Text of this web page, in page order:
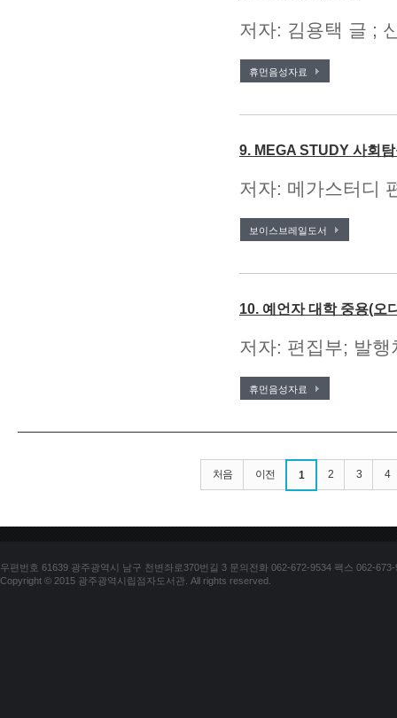
저자: 김용택 글 ;
휴먼음성자료
9. MEGA STUDY 사회
저자: 메가스터디
보이스브레일도서
10. 예언자 대학 중용(오
저자: 편집부; 발
휴먼음성자료
처음 이전 1 2 3 4
우편번호 61639 광주광역시 남구 천변좌로370번길 3 문의전화 062-672-9534 팩스 062-673-
Copyright © 2015 광주광역시립점자도서관. All rights reserved.